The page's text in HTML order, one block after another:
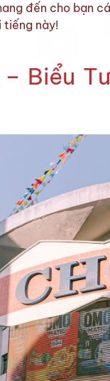
đến cho bạn
tiếng này!
Biểu